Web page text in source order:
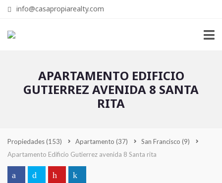
info@casapropiarealty.com
APARTAMENTO EDIFICIO
GUTIERREZ AVENIDA 8 SANTA
RITA
Propiedades(153) Apartamento (37) San Francisco (9)
Apartamento Edificio Gutierrez avenida 8 Santa rita